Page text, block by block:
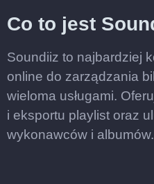
Co to jest
Soundiiz to najbardziej
online do zarządzania
wieloma usługami.
i eksportu playlist oraz
wykonawców i albumów.